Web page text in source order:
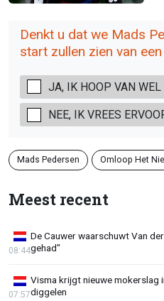
Denkt u dat we Mads
start zullen zien van
JA, IK HOOP VAN WEL
NEE, IK VREES
Mads Pedersen Omloop Het
Meest recent
De Cauwer waarschuwt Van
gehad"
08:44
Visma krijgt nieuwe mokerslag
diggelen
07:57